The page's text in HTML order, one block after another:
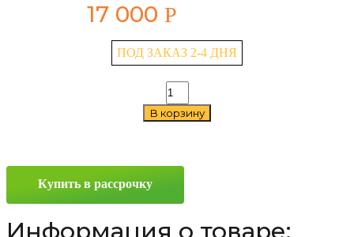
17 000 Р
ПОД ЗАКАЗ 2-4 ДНЯ
Количество
товара
Replay
ET48
Sil
В корзину
Купить в рассрочку
Информация о товаре: